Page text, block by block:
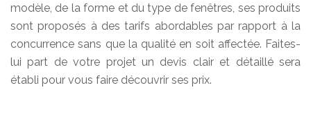
modèle, de la forme et du type de fenêtres, ses produits
sont proposés à des tarifs abordables par rapport à la
concurrence sans que la qualité en soit affectée. Faites-
lui part de votre projet un devis clair et détaillé sera
établi pour vous faire découvrir ses prix.